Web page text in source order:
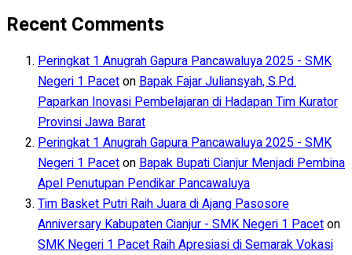
Recent Comments
Peringkat 1 Anugrah Gapura Pancawaluya 2025 - SMK
Negeri 1 PacetonBapak Fajar Juliansyah, S.Pd.
Paparkan Inovasi Pembelajaran di Hadapan Tim Kurator
Provinsi Jawa Barat
Peringkat 1 Anugrah Gapura Pancawaluya 2025 - SMK
Negeri 1 PacetonBapak Bupati Cianjur Menjadi Pembina
Apel Penutupan Pendikar Pancawaluya
Tim Basket Putri Raih Juara di Ajang Pasosore
Anniversary Kabupaten Cianjur - SMK Negeri 1 Paceton
SMK Negeri 1 Pacet Raih Apresiasi di Semarak Vokasi